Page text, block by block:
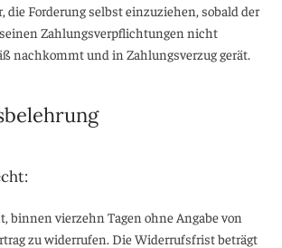
die Forderung selbst einzuziehen, sobald der
Zahlungsverpflichtungen nicht
nachkommt und in Zahlungsverzug gerät.
binnen vierzehn Tagen ohne Angabe von
zu widerrufen. Die Widerrufsfrist beträgt